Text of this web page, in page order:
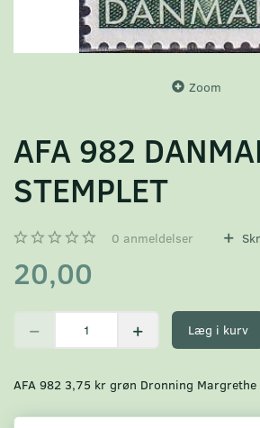
Zoom
AFA 982
STEMPLET
0 anmeldelser
20,00
Læg i kurv
AFA 982 3,75 kr grøn Dronning